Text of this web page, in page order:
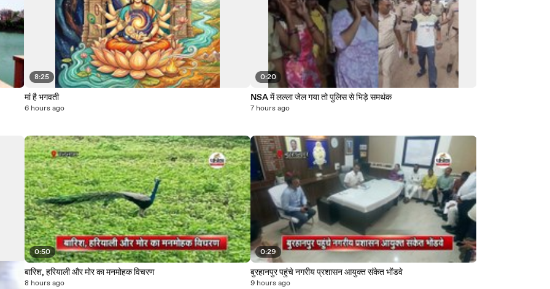
8:25
मां है भगवती
6 hours ago
0:50
बारिश, हरियाली और मोर का मनमोहक विचरण
8 hours ago
0:20
NSA में लल्ला जेल गया तो पुलिस से भिड़े समर्थक
7 hours ago
0:29
बुरहानपुर पहुंचे नगरीय प्रशासन आयुक्त संकेत भोंडवे
9 hours ago